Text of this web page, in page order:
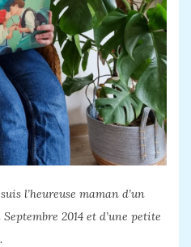
l’heureuse maman d’un
2014 et d’une petite